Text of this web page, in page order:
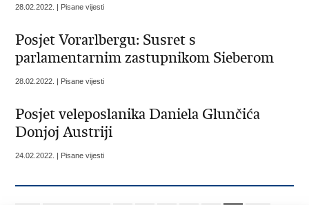
28.02.2022. | Pisane vijesti
Posjet Vorarlbergu: Susret s
parlamentarnim zastupnikom Sieberom
28.02.2022. | Pisane vijesti
Posjet veleposlanika Daniela Glunčića
Donjoj Austriji
24.02.2022. | Pisane vijesti